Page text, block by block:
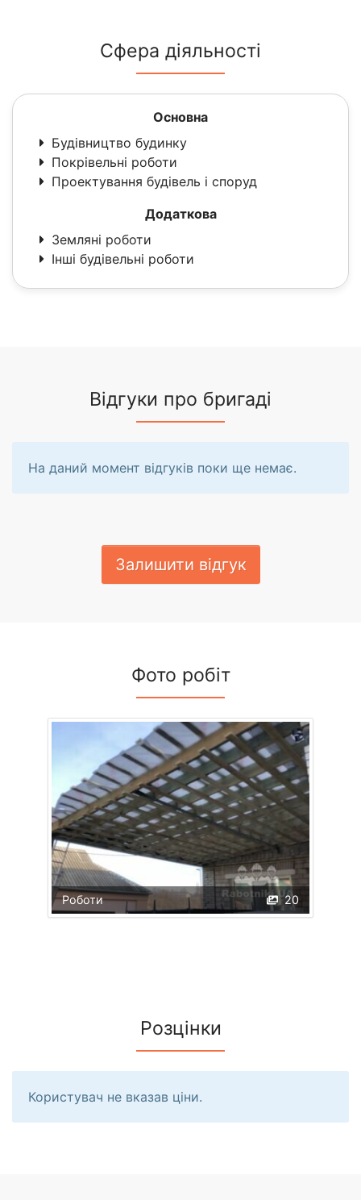
Сфера діяльності
Основна
Будівництво будинку
Покрівельні роботи
Проектування будівель і споруд
Додаткова
Земляні роботи
Інші будівельні роботи
Відгуки про бригаді
На даний момент відгуків поки ще немає.
Залишити відгук
Фото робіт
20
Роботи
Розцінки
Користувач не вказав ціни.